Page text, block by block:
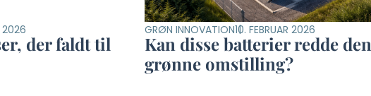
2026
der faldt til
GRØN INNOVATION10. FEBRUAR 2026
Kan disse batterier redde den
grønne omstilling?